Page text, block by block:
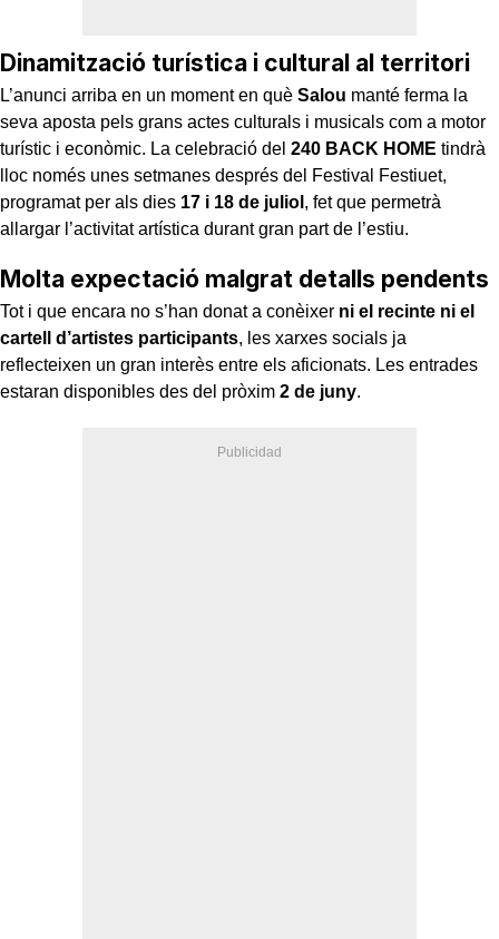
Dinamització turística i cultural al territori
L’anunci arriba en un moment en què Salou manté ferma la
seva aposta pels grans actes culturals i musicals com a motor
turístic i econòmic. La celebració del 240 BACK HOME tindrà
lloc només unes setmanes després del Festival Festiuet,
programat per als dies 17 i 18 de juliol , fet que permetrà
allargar l’activitat artística durant gran part de l’estiu.
Molta expectació malgrat detalls pendents
Tot i que encara no s’han donat a conèixer ni el recinte ni el
cartell d’artistes participants, les xarxes socials ja
reflecteixen un gran interès entre els aficionats. Les entrades
estaran disponibles des del pròxim 2 de juny.